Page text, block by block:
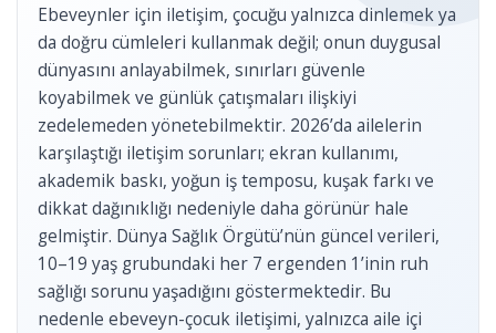
Ebeveynler için iletişim, çocuğu yalnızca dinlemek ya
da doğru cümleleri kullanmak değil; onun duygusal
dünyasını anlayabilmek, sınırları güvenle
koyabilmek ve günlük çatışmaları ilişkiyi
zedelemeden yönetebilmektir. 2026’da ailelerin
karşılaştığı iletişim sorunları; ekran kullanımı,
akademik baskı, yoğun iş temposu, kuşak farkı ve
dikkat dağınıklığı nedeniyle daha görünür hale
gelmiştir. Dünya Sağlık Örgütü’nün güncel verileri,
10–19 yaş grubundaki her 7 ergenden 1’inin ruh
sağlığı sorunu yaşadığını göstermektedir. Bu
nedenle ebeveyn-çocuk iletişimi, yalnızca aile içi